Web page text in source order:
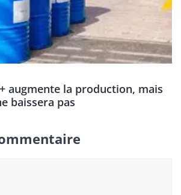
augmente la production, mais
baissera pas